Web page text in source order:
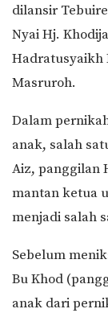
dilansir
Nyai Hj.
Hadratusyaikh
Masruroh.
Dalam
anak, salah
Aiz, panggilan
mantan ketua
menjadi salah
Sebelum
Bu Khod
anak dari